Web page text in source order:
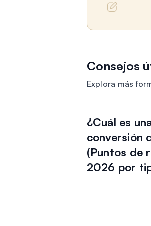
Consejos
Explora más
¿Cuál es
conversión
(Puntos de
2026 por